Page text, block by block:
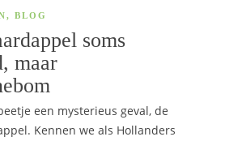
, BLOG
soms
maar
een mysterieus geval, de
Kennen we als Hollanders